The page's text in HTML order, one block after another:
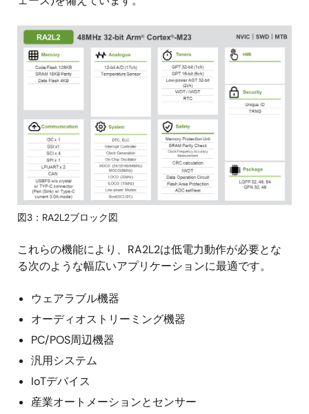
画
像
図3：RA2L2ブロック図
これらの機能により、RA2L2は低電力動作が必要とな
る次のような幅広いアプリケーションに最適です。
ウェアラブル機器
オーディオストリーミング機器
PC/POS周辺機器
汎用システム
IoTデバイス
産業オートメーションとセンサー